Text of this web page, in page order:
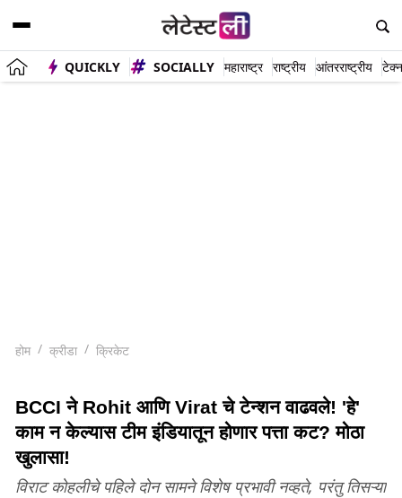
QUICKLY SOCIALLY महाराष्ट्र राष्ट्रीय आंतरराष्ट्रीय
होम क्रीडा क्रिकेट
BCCI ने Rohit आणि Virat चे टेन्शन वाढवले! 'हे'
काम न केल्यास टीम इंडियातून होणार पत्ता कट? मोठा
खुलासा!
विराट कोहलीचे पहिले दोन सामने विशेष प्रभावी नव्हते, परंतु तिसऱ्या